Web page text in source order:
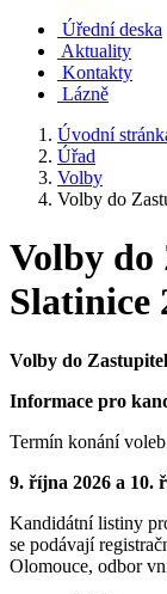
Úřední deska
Aktuality
Kontakty
Lázně
Úvodní
Úřad
Volby
Volby do
Volby do
Slatinice
Volby do
Informace pro
Termín konání
9. října 2026 a 10.
Kandidátní listiny
se podávají
Olomouce, odbor